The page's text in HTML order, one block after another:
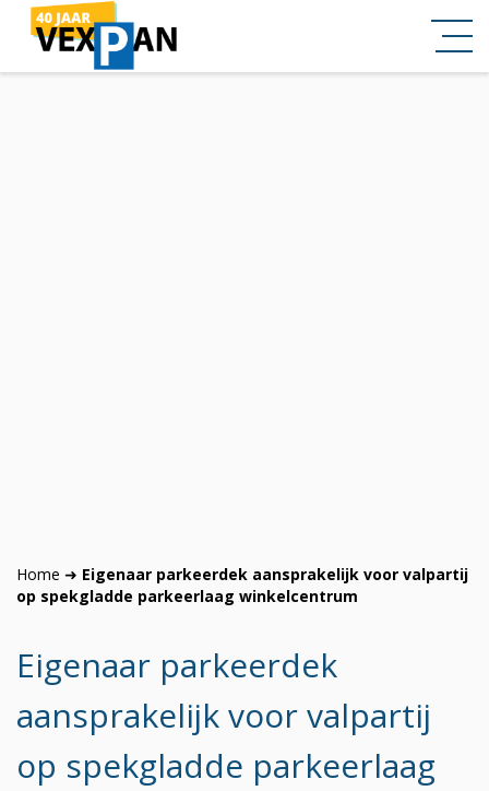
Home ➜ Eigenaar parkeerdek aansprakelijk voor valpartij
op spekgladde parkeerlaag winkelcentrum
Eigenaar parkeerdek
aansprakelijk voor valpartij
op spekgladde parkeerlaag